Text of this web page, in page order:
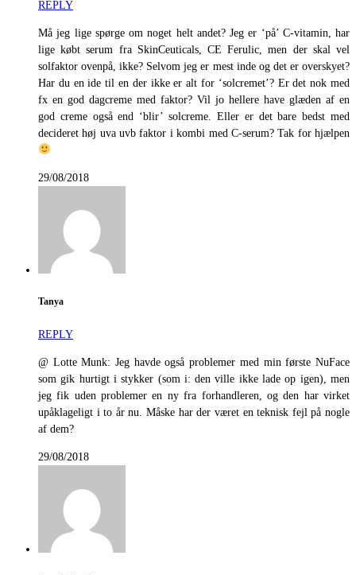
REPLY
Må jeg lige spørge om noget helt andet? Jeg er ‘på’ C-vitamin, har
lige købt serum fra SkinCeuticals, CE Ferulic, men der skal vel
solfaktor ovenpå, ikke? Selvom jeg er mest inde og det er overskyet?
Har du en ide til en der ikke er alt for ‘solcremet’? Er det nok med
fx en god dagcreme med faktor? Vil jo hellere have glæden af en
god creme også end ‘blir’ solcreme. Eller er det bare bedst med
decideret høj uva uvb faktor i kombi med C-serum? Tak for hjælpen
29/08/2018
Tanya
REPLY
@ Lotte Munk: Jeg havde også problemer med min første NuFace
som gik hurtigt i stykker (som i: den ville ikke lade op igen), men
jeg fik uden problemer en ny fra forhandleren, og den har virket
upåklageligt i to år nu. Måske har der været en teknisk fejl på nogle
af dem?
29/08/2018